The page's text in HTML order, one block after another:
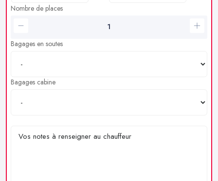
Nombre de places
Bagages en soutes
Bagages cabine